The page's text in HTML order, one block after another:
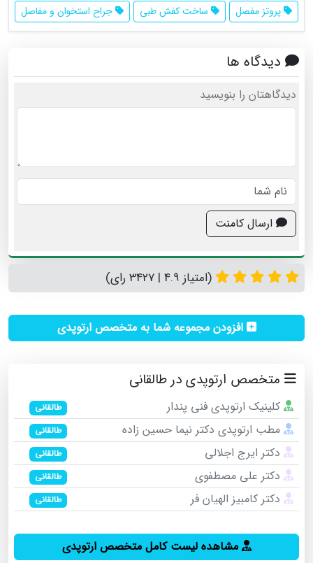
پروتز مفصل ساخت کفش طبی جراح استخوان و مفاصل
دیدگاه ها
دیدگاهتان را بنویسید
ارسال کامنت
(امتیاز 4.9 | 3427 رای)
افزودن مجموعه شما به متخصص ارتوپدی
متخصص ارتوپدی در طالقانی
کلینیک ارتوپدی فنی پندار طالقانی
مطب ارتوپدی دکتر نیما حسین زاده طالقانی
دکتر ایرج اجلالی طالقانی
دکتر علی مصطفوی طالقانی
دکتر کامبیز الهیان فر طالقانی
مشاهده لیست کامل متخصص ارتوپدی